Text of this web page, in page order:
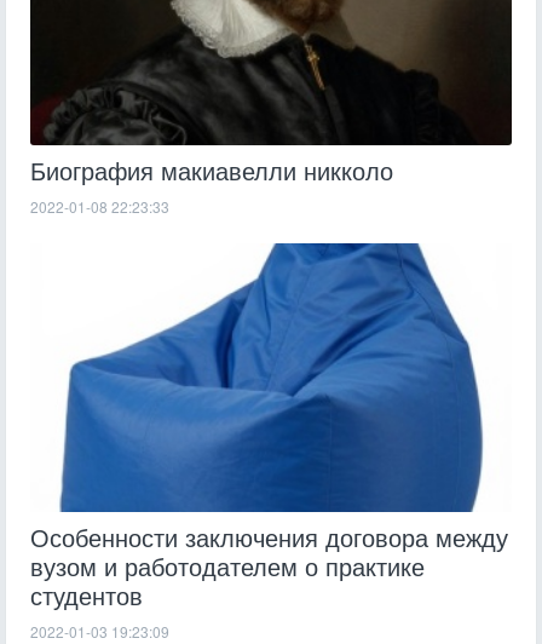
Биография макиавелли никколо
2022-01-08 22:23:33
Особенности заключения договора между
вузом и работодателем о практике
студентов
2022-01-03 19:23:09